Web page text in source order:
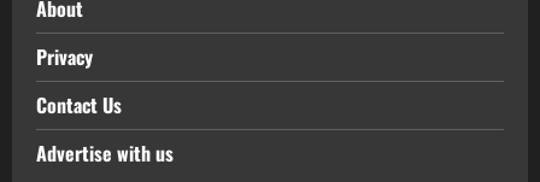
About
Privacy
Contact Us
Advertise with us